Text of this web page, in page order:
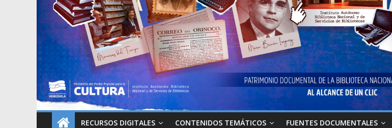
RECURSOS DIGITALES CONTENIDOS TEMÁTICOS FUENTES DOCUMENTALES